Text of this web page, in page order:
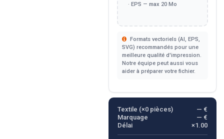
· EPS — max 20 Mo
Formats vectoriels (AI, EPS,
SVG) recommandés pour une
meilleure qualité d'impression.
Notre équipe peut aussi vous
aider à préparer votre fichier.
Textile (×0pièces)
— €
Marquage
— €
Délai
×1.00